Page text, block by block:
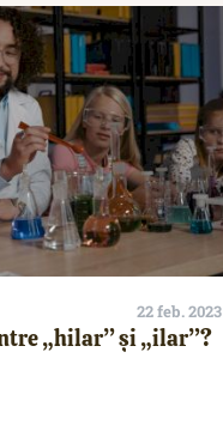
22 feb. 2023
„hilar” și „ilar”?